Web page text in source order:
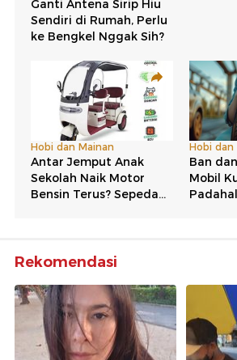
Rekomendasi